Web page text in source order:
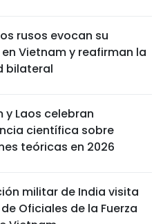
rusos evocan su
Vietnam y reafirman la
bilateral
y Laos celebran
científica sobre
teóricas en 2026
militar de India visita
Oficiales de la Fuerza